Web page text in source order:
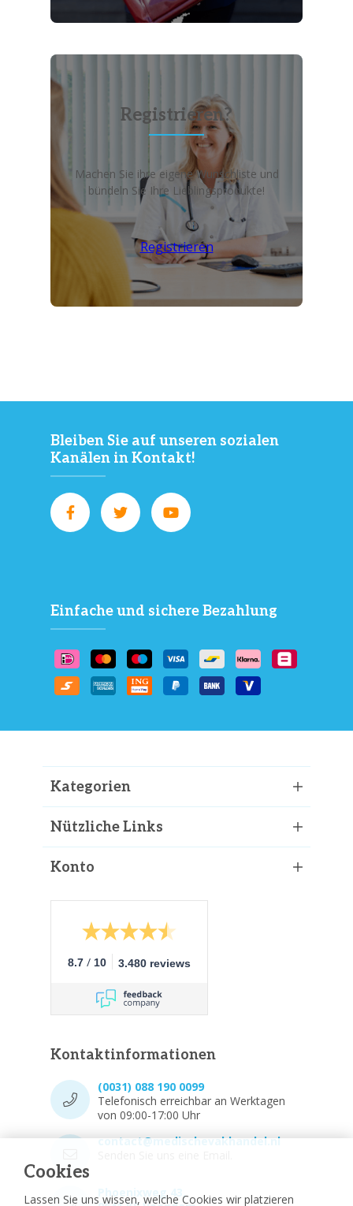
Cookies
Lassen Sie uns wissen, welche Cookies wir platzieren
Registrieren?
Machen Sie ihre eigene Wunschliste und
bündeln Sie Ihre Lieblingsprodukte!
Registrieren
Bleiben Sie auf unseren sozialen
Kanälen in Kontakt!
Einfache und sichere Bezahlung
Kategorien
Nützliche Links
Konto
8.7 / 10 3.480 reviews
Kontaktinformationen
(0031) 088 190 0099
Telefonisch erreichbar an Werktagen
von 09:00-17:00 Uhr
contact@medischevakhandel.nl
Phoenixweg 43,